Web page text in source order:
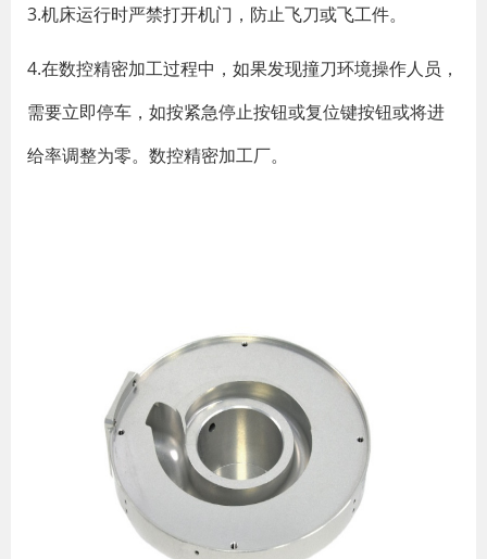
3.机床运行时严禁打开机门，防止飞刀或飞工件。
4.在数控精密加工过程中，如果发现撞刀环境操作人员，
需要立即停车，如按紧急停止按钮或复位键按钮或将进
给率调整为零。数控精密加工厂。